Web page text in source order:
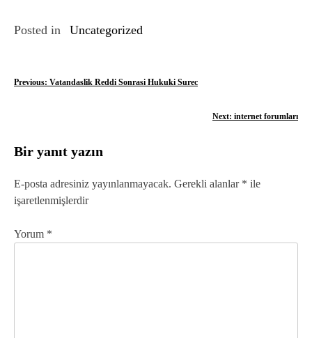
Posted in Uncategorized
Y
ı
g
e
z
Previous: Vatandaslik Reddi Sonrasi Hukuki Surec
Next: internet forumları
Bir yanıt yazın
E-posta adresiniz yayınlanmayacak. Gerekli alanlar * ile
işaretlenmişlerdir
Yorum *